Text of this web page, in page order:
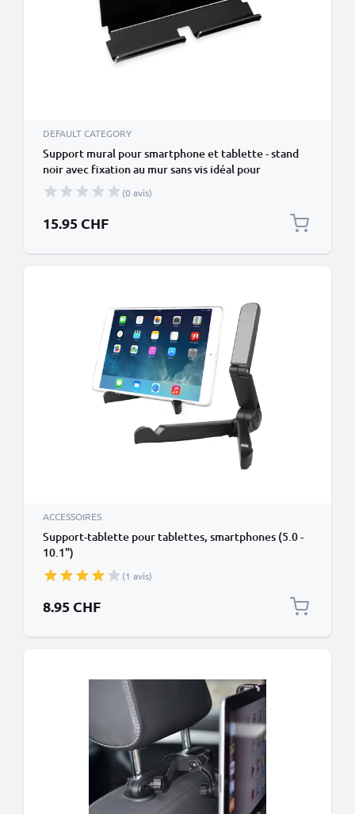
DEFAULT CATEGORY
Support mural pour smartphone et tablette - stand
noir avec fixation au mur sans vis idéal pour
domotique
(0 avis)
15.95 CHF
ACCESSOIRES
Support-tablette pour tablettes, smartphones (5.0 -
10.1")
(1 avis)
8.95 CHF